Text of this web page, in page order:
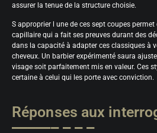
assurer la tenue de la structure choisie.
S approprier l une de ces sept coupes
capillaire qui a fait ses preuves durant des
dans la capacité à adapter ces classiques à
cheveux. Un barbier expérimenté saura
visage soit parfaitement mis en valeur. Ces
certaine à celui qui les porte avec conviction.
Réponses aux